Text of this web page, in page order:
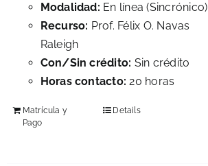
Modalidad: En línea (Sincrónico)
Recurso: Prof. Félix O. Navas
Raleigh
Con/Sin crédito: Sin crédito
Horas contacto: 20 horas
Matrícula y
Pago
Details